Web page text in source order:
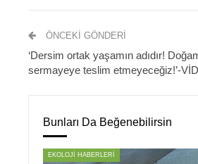
ÖNCEKI GÖNDERI
‘Dersim ortak yaşamın adıdır!
sermayeye teslim etmeyeceğiz!’-
Bunları Da Beğenebilirsin
EKOLOJİ HABERLERİ